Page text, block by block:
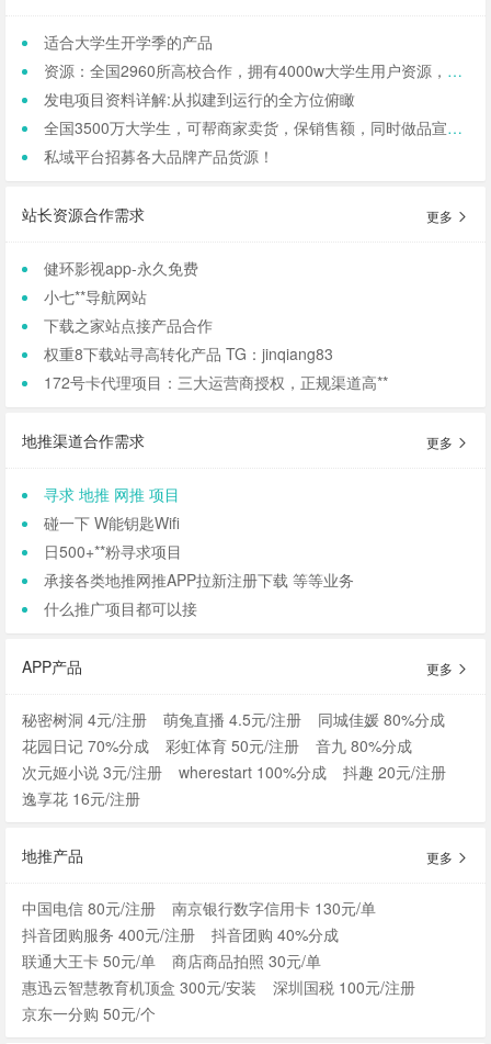
适合大学生开学季的产品
资源：全国2960所高校合作，拥有4000w大学生用户资源，8万+发底薪的校内学生团长，需求符合大学生日常消费的产品，可保RIO
发电项目资料详解:从拟建到运行的全方位俯瞰
全国3500万大学生，可帮商家卖货，保销售额，同时做品宣和私域搭建！
私域平台招募各大品牌产品货源！
站长资源合作需求 更多
健环影视app-永久免费
小七**导航网站
下载之家站点接产品合作
权重8下载站寻高转化产品 TG：jinqiang83
172号卡代理项目：三大运营商授权，正规渠道高**
地推渠道合作需求 更多
寻求 地推 网推 项目
碰一下 W能钥匙Wifi
日500+**粉寻求项目
承接各类地推网推APP拉新注册下载 等等业务
什么推广项目都可以接
APP产品 更多
秘密树洞 4元/注册 萌兔直播 4.5元/注册
同城佳媛 80%分成
花园日记 70%分成
彩虹体育 50元/注册
音九 80%分成
次元姬小说 3元/注册
wherestart 100%分成
抖趣 20元/注册
逸享花 16元/注册
地推产品 更多
中国电信 80元/注册
南京银行数字信用卡 130元/单
抖音团购服务 400元/注册
抖音团购 40%分成
联通大王卡 50元/单
商店商品拍照 30元/单
惠迅云智慧教育机顶盒 300元/安装
深圳国税 100元/注册
京东一分购 50元/个